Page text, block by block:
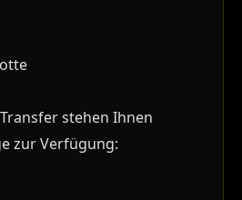
stehen Ihnen
zur Verfügung: